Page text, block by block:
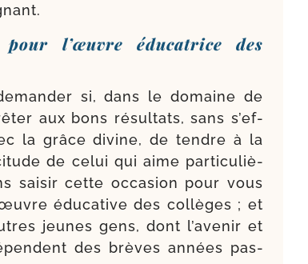
l’œuvre éducatrice des
si, dans le do­maine de
aux bons ré­sultats, sans s’ef­
la grâce divine, de tendre à la
de celui qui aime par­ti­cu­liè­
sai­sir cette occa­sion pour vous
édu­ca­tive des col­lèges ; et
jeunes gens, dont l’a­ve­nir et
des brèves années pas­